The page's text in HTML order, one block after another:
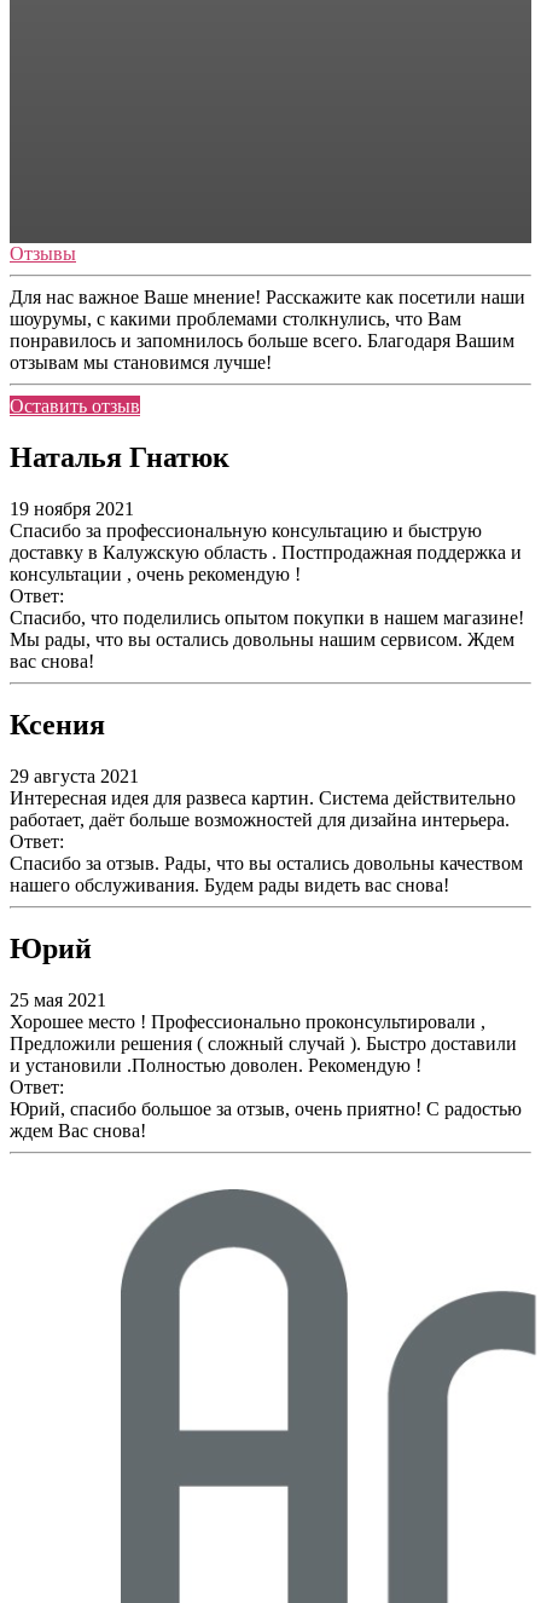
Отзывы
Для нас важное Ваше мнение! Расскажите как посетили наши
шоурумы, с какими проблемами столкнулись, что Вам
понравилось и запомнилось больше всего. Благодаря Вашим
отзывам мы становимся лучше!
Оставить отзыв
Наталья Гнатюк
19 ноября 2021
Спасибо за профессиональную консультацию и быструю
доставку в Калужскую область . Постпродажная поддержка и
консультации , очень рекомендую !
Ответ:
Спасибо, что поделились опытом покупки в нашем магазине!
Мы рады, что вы остались довольны нашим сервисом. Ждем
вас снова!
Ксения
29 августа 2021
Интересная идея для развеса картин. Система действительно
работает, даёт больше возможностей для дизайна интерьера.
Ответ:
Спасибо за отзыв. Рады, что вы остались довольны качеством
нашего обслуживания. Будем рады видеть вас снова!
Юрий
25 мая 2021
Хорошее место ! Профессионально проконсультировали ,
Предложили решения ( сложный случай ). Быстро доставили
и установили .Полностью доволен. Рекомендую !
Ответ:
Юрий, спасибо большое за отзыв, очень приятно! С радостью
ждем Вас снова!